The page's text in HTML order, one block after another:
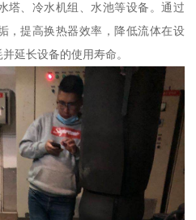
塔、冷水机组、水池等设备。通过
，提高换热器效率，降低流体在设
延长设备的使用寿命。